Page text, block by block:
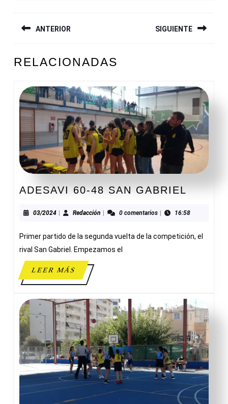
DE
ANTERIOR
anterior:
SIGUIENTE
entrada:
RELACIONADAS
ADESAVI 60-48 SAN GABRIEL
48
03/202403/2024
| Redacción Redacción
| 0 comentarios | 16:58
Primer partido de la segunda vuelta de la competición, el
rival San Gabriel. Empezamos el
LEER MÁSLEER
MÁS